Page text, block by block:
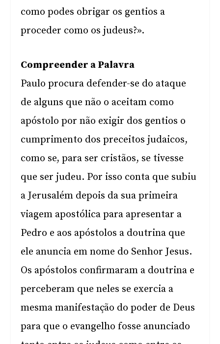
como podes obrigar os gentios a
proceder como os judeus?».
Compreender a Palavra
Paulo procura defender-se do ataque
de alguns que não o aceitam como
apóstolo por não exigir dos gentios o
cumprimento dos preceitos judaicos,
como se, para ser cristãos, se tivesse
que ser judeu. Por isso conta que subiu
a Jerusalém depois da sua primeira
viagem apostólica para apresentar a
Pedro e aos apóstolos a doutrina que
ele anuncia em nome do Senhor Jesus.
Os apóstolos confirmaram a doutrina e
perceberam que neles se exercia a
mesma manifestação do poder de Deus
para que o evangelho fosse anunciado